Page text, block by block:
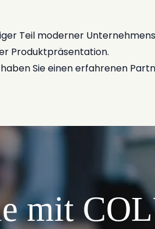
Teil moderner
Produktpräsentation.
haben Sie einen erfahrenen
mit